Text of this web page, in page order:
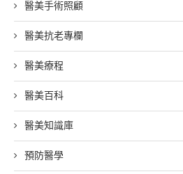
醫美手術照顧
醫美抗老專欄
醫美療程
醫美百科
醫美知識庫
預防醫學